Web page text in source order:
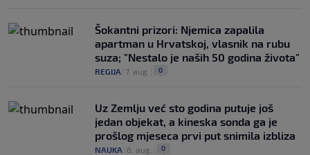
Šokantni prizori: Njemica zapalila
apartman u Hrvatskoj, vlasnik na rubu
suza; "Nestalo je naših 50 godina života"
REGIJA 7. aug. 0
Uz Zemlju već sto godina putuje još
jedan objekat, a kineska sonda ga je
prošlog mjeseca prvi put snimila izbliza
NAUKA 6. aug. 0